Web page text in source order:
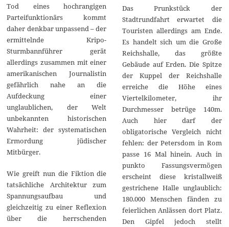
Tod eines hochrangigen
Parteifunktionärs kommt
daher denkbar unpassend – der
ermittelnde Kripo-
Sturmbannführer gerät
allerdings zusammen mit einer
amerikanischen Journalistin
gefährlich nahe an die
Aufdeckung einer
unglaublichen, der Welt
unbekannten historischen
Wahrheit: der systematischen
Ermordung jüdischer
Mitbürger.
Wie greift nun die Fiktion die
tatsächliche Architektur zum
Spannungsaufbau und
gleichzeitig zu einer Reflexion
über die herrschenden
Das Prunkstück der
Stadtrundfahrt erwartet die
Touristen allerdings am Ende.
Es handelt sich um die Große
Reichshalle, das größte
Gebäude auf Erden. Die Spitze
der Kuppel der Reichshalle
erreiche die Höhe eines
Viertelkilometer, ihr
Durchmesser betrüge 140m.
Auch hier darf der
obligatorische Vergleich nicht
fehlen: der Petersdom in Rom
passe 16 Mal hinein. Auch in
punkto Fassungsvermögen
erscheint diese kristallweiß
gestrichene Halle unglaublich:
180.000 Menschen fänden zu
feierlichen Anlässen dort Platz.
Den Gipfel jedoch stellt